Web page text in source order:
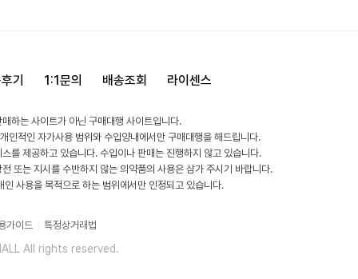
기 1:1문의 배송조회 라이센스
하는 사이트가 아닌 구매대행 사이트입니다.
인적인 자가사용 범위와 수입양내에서만 구매대행을 해드립니다.
를 제공하고 있습니다. 수입이나 판매는 진행하지 않고 있습니다.
또는 지시를 수반하지 않는 의약품의 사용은 삼가 주시기 바랍니다.
사용을 목적으로 하는 범위에서만 인정되고 있습니다.
가이드 특정상거래법
All rights reserved.